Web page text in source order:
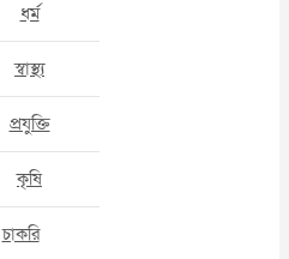
ধর্ম
স্বাস্থ্য
প্রযুক্তি
কৃষি
চাকরি